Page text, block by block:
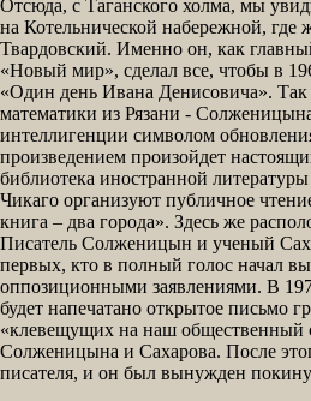
Отсюда, с Таганского холма, мы
на Котельнической набережной, где
Твардовский. Именно он, как
«Новый мир», сделал все, чтобы в
«Один день Ивана Денисовича». Так
математики из Рязани -
интеллигенции символом
произведением произойдет
библиотека иностранной
Чикаго организуют публичное
книга – два города». Здесь же
Писатель Солженицын и ученый
первых, кто в полный голос начал
оппозиционными заявлениями. В
будет напечатано открытое письмо
«клевещущих на наш общественный
Солженицына и Сахарова. После
писателя, и он был вынужден